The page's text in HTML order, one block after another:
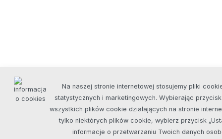
Na naszej stronie internetowej stosujemy pliki
statystycznych i marketingowych. Wybierając
wszystkich plików cookie działających na stronie
tylko niektórych plików cookie, wybierz przycisk
informacje o przetwarzaniu Twoich danych